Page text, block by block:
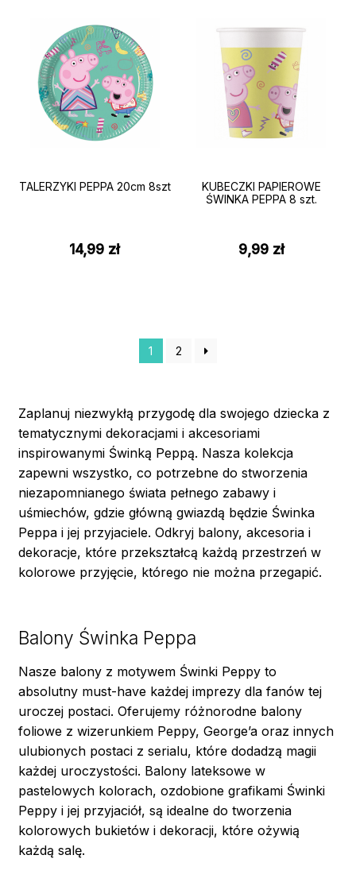
TALERZYKI PEPPA 20cm 8szt
14,99 zł
KUBECZKI PAPIEROWE
ŚWINKA PEPPA 8 szt.
9,99 zł
1 2
Zaplanuj niezwykłą przygodę dla swojego dziecka z
tematycznymi dekoracjami i akcesoriami
inspirowanymi Świnką Peppą. Nasza kolekcja
zapewni wszystko, co potrzebne do stworzenia
niezapomnianego świata pełnego zabawy i
uśmiechów, gdzie główną gwiazdą będzie Świnka
Peppa i jej przyjaciele. Odkryj balony, akcesoria i
dekoracje, które przekształcą każdą przestrzeń w
kolorowe przyjęcie, którego nie można przegapić.
Balony Świnka Peppa
Nasze balony z motywem Świnki Peppy to
absolutny must-have każdej imprezy dla fanów tej
uroczej postaci. Oferujemy różnorodne balony
foliowe z wizerunkiem Peppy, George’a oraz innych
ulubionych postaci z serialu, które dodadzą magii
każdej uroczystości. Balony lateksowe w
pastelowych kolorach, ozdobione grafikami Świnki
Peppy i jej przyjaciół, są idealne do tworzenia
kolorowych bukietów i dekoracji, które ożywią
każdą salę.